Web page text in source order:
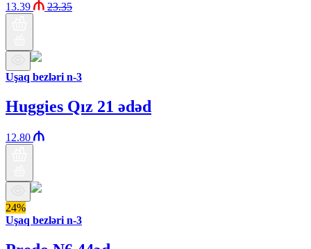
13.39 23.35
Uşaq bezləri n-3
Huggies Qız 21 ədəd
12.80
24%
Uşaq bezləri n-3